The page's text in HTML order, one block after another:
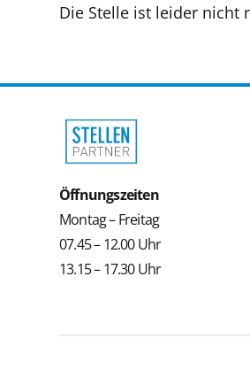
Die Stelle ist leider nicht
Öffnungszeiten
Montag – Freitag
07.45 – 12.00 Uhr
13.15 – 17.30 Uhr